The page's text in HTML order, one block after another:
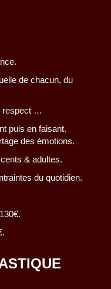
de chacun, du
respect …
puis en faisant.
des émotions.
& adultes.
du quotidien.